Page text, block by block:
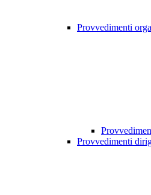
Provvedimenti
Provvedimenti